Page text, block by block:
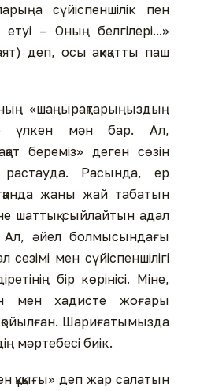
сүйіспеншілік пен
етуі – Оның белгілері...»
деп, осы ақиқатты паш
«шаңырақтарыңыздың
үлкен мән бар. Ал,
береміз» деген сөзін
Расында, ер
жаны жай табатын
шаттық сыйлайтын адал
Ал, әйел болмысындағы
мен сүйіспеншілігі
бір көрінісі. Міне,
мен хадисте жоғары
қойылған. Шариғатымызда
мәртебесі биік.
құқығы» деп жар салатын